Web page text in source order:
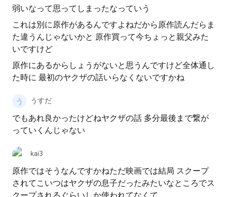
弱いなって思ってしまったなっていう
これは別に原作があるんですよねだから原作読んだらま
た違うんじゃないかと 原作買って今ちょっと親父みた
いですけど
原作にあるからしょうがないと思うんですけど全体通し
た時に 最初のヤクザの話いらなくないですかね
うすだ
でもあれ良かったけどねヤクザの話 多分最後まで繋が
っていくんじゃない
kai3
原作ではそうなんですかねただ映画では結局 スクープ
されてこいつはヤクザの息子だったみたいなところでス